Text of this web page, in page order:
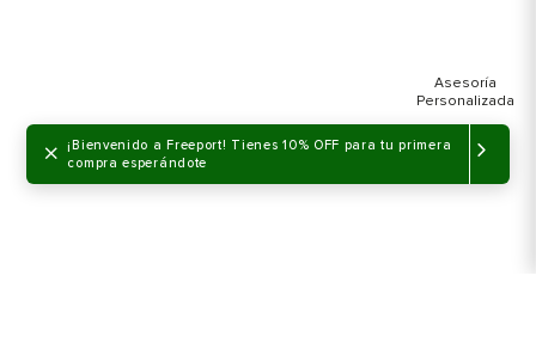
×
¡Bienvenido a Freeport! Tienes 10% OFF para tu primera
compra esperándote